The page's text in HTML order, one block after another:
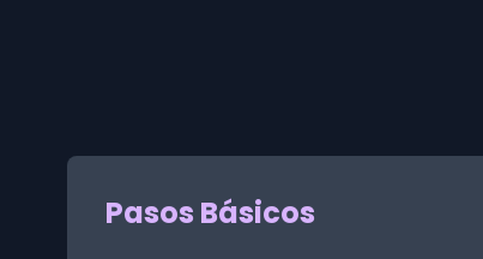
Pasos Básicos